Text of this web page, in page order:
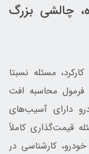
چالشی بزرگ
مسئله نسبتا
محاسبه افت
دارای آسیب‌های
قیمت‌گذاری کاملاً
کارشناسی در